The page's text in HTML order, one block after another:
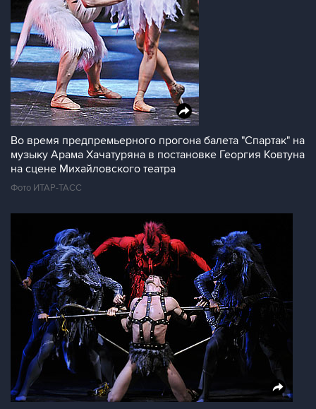
Во время предпремьерного прогона балета "Спартак" на
музыку Арама Хачатуряна в постановке Георгия Ковтуна
на сцене Михайловского театра
Фото ИТАР-ТАСС